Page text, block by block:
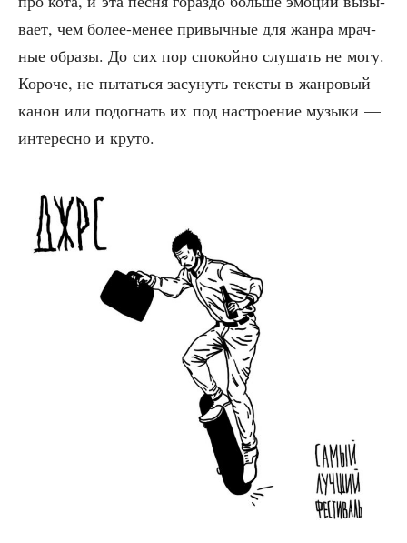
ва­ет, чем более-менее при­выч­ные для жан­ра мрач­
ные обра­зы. До сих пор спо­кой­но слу­шать не могу.
Коро­че, не пытать­ся засу­нуть тек­сты в жан­ро­вый
канон или подо­гнать их под настро­е­ние музы­ки —
инте­рес­но и круто.